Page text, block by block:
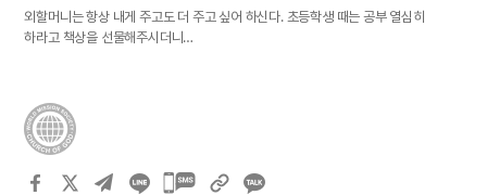
외할머니는 항상 내게 주고도 더 주고 싶어 하신다. 초등학생 때는 공부 열심히
하라고 책상을 선물해주시더니…
카카오톡